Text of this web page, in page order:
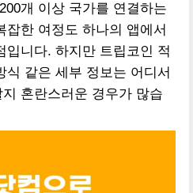
개 이상 국가를 연결하는
잡한 여정도 하나의 앱에서
입니다. 하지만 트립코인 적
식 같은 세부 정보는 어디서
혼란스러운 경우가 많습